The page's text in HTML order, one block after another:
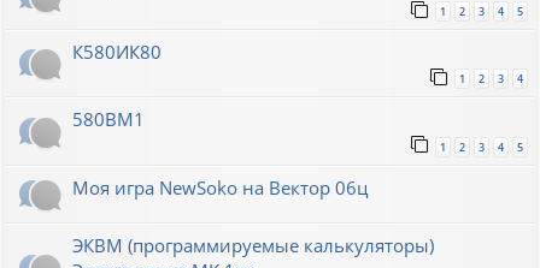
1 2 3 4 5
К580ИК80
1 2 3 4
580ВМ1
1 2 3 4 5
Моя игра NewSoko на Вектор 06ц
ЭКВМ (программируемые калькуляторы)